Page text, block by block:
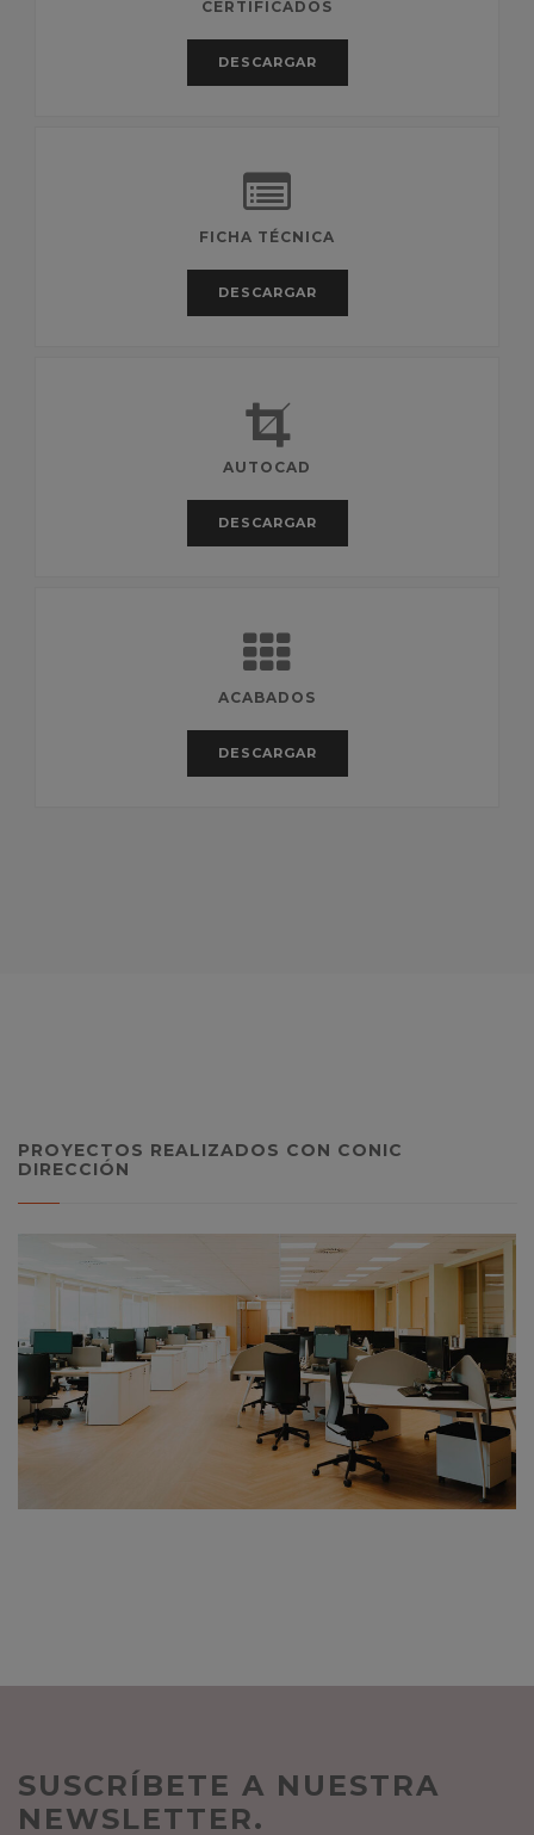
CERTIFICADOS
DESCARGAR
FICHA TÉCNICA
DESCARGAR
AUTOCAD
DESCARGAR
ACABADOS
DESCARGAR
PROYECTOS REALIZADOS CON CONIC
DIRECCIÓN
SUSCRÍBETE A NUESTRA
NEWSLETTER.